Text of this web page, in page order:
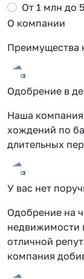
От 1 млн до
О компании
Преимущества
Одобрение в
Наша компания
хождений по
длительных
У вас нет
Одобрение на
недвижимости
отличной
компания